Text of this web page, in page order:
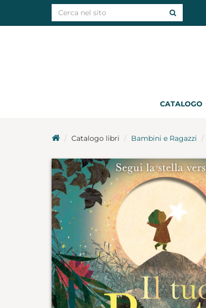
CATALOGO
Catalogo libri Bambini e Ragazzi